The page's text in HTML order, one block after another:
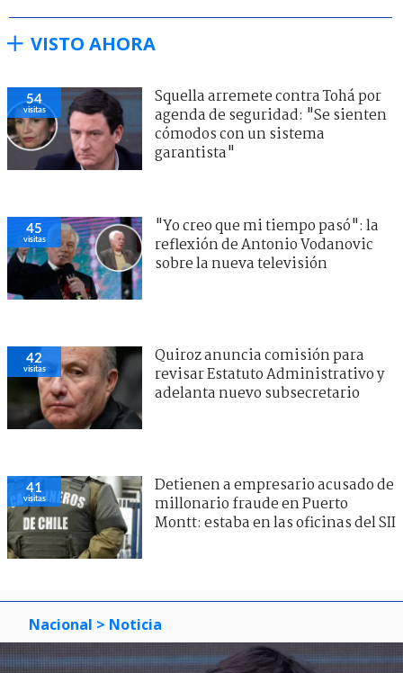
VISTO AHORA
54
visitas
Squella arremete contra Tohá por
agenda de seguridad: "Se sienten
cómodos con un sistema
garantista"
45
visitas
"Yo creo que mi tiempo pasó": la
reflexión de Antonio Vodanovic
sobre la nueva televisión
42
visitas
Quiroz anuncia comisión para
revisar Estatuto Administrativo y
adelanta nuevo subsecretario
41
visitas
Detienen a empresario acusado de
millonario fraude en Puerto
Montt: estaba en las oficinas del SII
Nacional > Noticia